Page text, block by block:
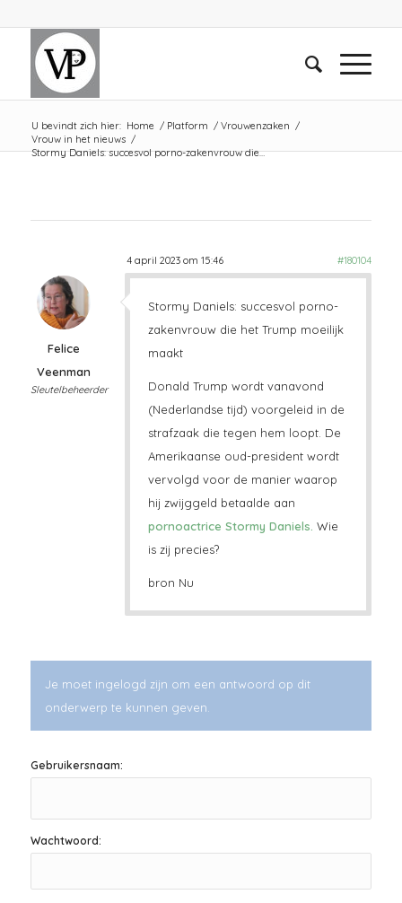
U bevindt zich hier: Home / Platform / Vrouwenzaken /
Vrouw in het nieuws /
Stormy Daniels: succesvol porno-zakenvrouw die…
4 april 2023 om 15:46 #180104
Felice
Veenman
Sleutelbeheerder
Stormy Daniels: succesvol porno-
zakenvrouw die het Trump moeilijk
maakt
Donald Trump wordt vanavond
(Nederlandse tijd) voorgeleid in de
strafzaak die tegen hem loopt. De
Amerikaanse oud-president wordt
vervolgd voor de manier waarop
hij zwijggeld betaalde aan
pornoactrice Stormy Daniels. Wie
is zij precies?
bron Nu
Je moet ingelogd zijn om een antwoord op dit
onderwerp te kunnen geven.
Gebruikersnaam:
Wachtwoord: